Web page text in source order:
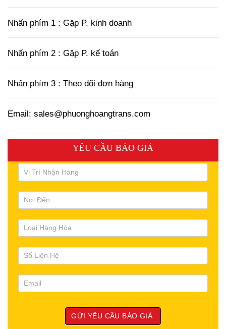
Nhấn phím 1 : Gặp P. kinh doanh
Nhấn phím 2 : Gặp P. kế toán
Nhấn phím 3 : Theo dõi đơn hàng
Email: sales@phuonghoangtrans.com
YÊU CẦU BÁO GIÁ